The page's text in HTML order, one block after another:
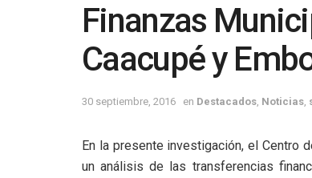
Finanzas
Caacupé y
30 septiembre, 2016 en Destacados Noticias
En la presente investigación, el Centro
un análisis de las transferencias